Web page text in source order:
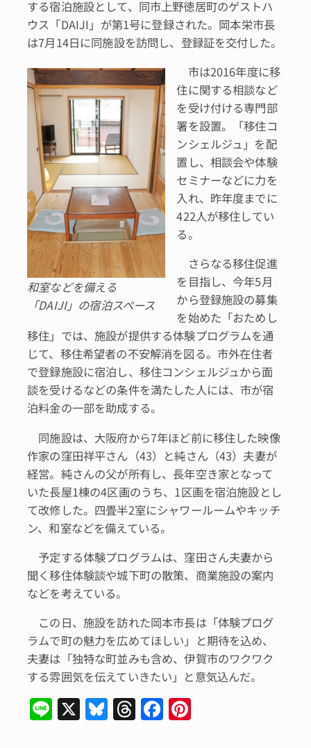
する宿泊施設として、同市上野徳居町のゲストハ
ウス「DAIJI」が第1号に登録された。岡本栄市長
は7月14日に同施設を訪問し、登録証を交付した。
和室などを備える
「DAIJI」の宿泊スペース
市は2016年度に移
住に関する相談など
を受け付ける専門部
署を設置。「移住コ
ンシェルジュ」を配
置し、相談会や体験
セミナーなどに力を
入れ、昨年度までに
422人が移住してい
る。
さらなる移住促進
を目指し、今年5月
から登録施設の募集
を始めた「おためし
移住」では、施設が提供する体験プログラムを通
じて、移住希望者の不安解消を図る。市外在住者
で登録施設に宿泊し、移住コンシェルジュから面
談を受けるなどの条件を満たした人には、市が宿
泊料金の一部を助成する。
同施設は、大阪府から7年ほど前に移住した映像
作家の窪田祥平さん（43）と純さん（43）夫妻が
経営。純さんの父が所有し、長年空き家となって
いた長屋1棟の4区画のうち、1区画を宿泊施設とし
て改修した。四畳半2室にシャワールームやキッチ
ン、和室などを備えている。
予定する体験プログラムは、窪田さん夫妻から
聞く移住体験談や城下町の散策、商業施設の案内
などを考えている。
この日、施設を訪れた岡本市長は「体験プログ
ラムで町の魅力を広めてほしい」と期待を込め、
夫妻は「独特な町並みも含め、伊賀市のワクワク
する雰囲気を伝えていきたい」と意気込んだ。
Li
n
X Bl
u
T
hr
F
a